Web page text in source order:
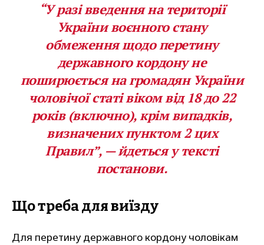
“У разі введення на території
України воєнного стану
обмеження щодо перетину
державного кордону не
поширюється на громадян України
чоловічої статі віком від 18 до 22
років (включно), крім випадків,
визначених пунктом 2 цих
Правил”, — йдеться у тексті
постанови.
Що треба для виїзду
Для перетину державного кордону чоловікам